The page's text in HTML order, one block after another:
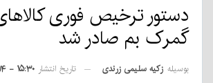
دستور ترخیص فوری
گمرک بم صادر شد
بوسیله زکیه سلیمی زرندی تاریخ انتشار ۱۵:۳۰ - ۱۴ مهر ۱۴۰۴